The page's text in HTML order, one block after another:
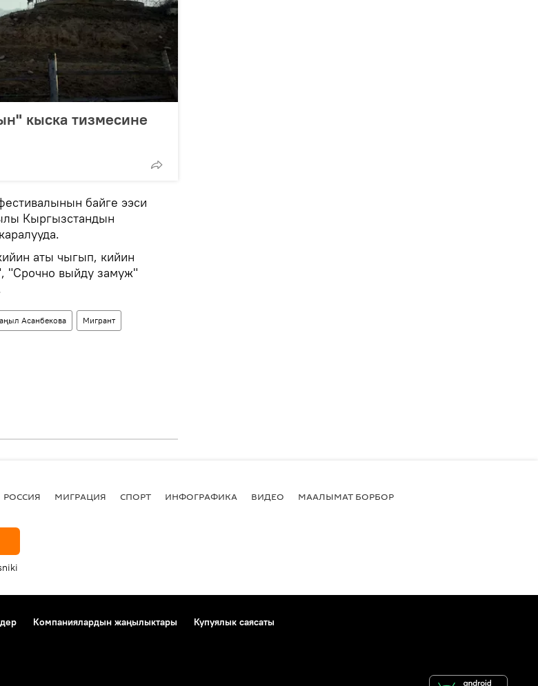
кыска тизмесине
байге ээси
Кыргызстандын
аты чыгып, кийин
"Срочно выйду замуж"
Асанбекова Мигрант
РОССИЯ МИГРАЦИЯ СПОРТ ИНФОГРАФИКА ВИДЕО МААЛЫМАТ БОРБОР
Компаниялардын жаңылыктары
Купуялык саясаты